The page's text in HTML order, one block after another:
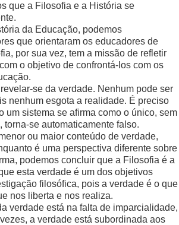
que a Filosofia e a História se
da Educação, podemos
que orientaram os educadores de
por sua vez, tem a missão de refletir
o objetivo de confrontá-los com os
se da verdade. Nenhum pode ser
nenhum esgota a realidade. É preciso
um sistema se afirma como o único, sem
torna-se automaticamente falso.
ou maior conteúdo de verdade,
é uma perspectiva diferente sobre
podemos concluir que a Filosofia é a
esta verdade é um dos objetivos
filosófica, pois a verdade é o que
nos liberta e nos realiza.
verdade está na falta de imparcialidade,
a verdade está subordinada aos